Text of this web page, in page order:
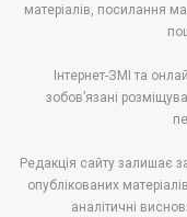
матеріалів, посилання
Інтернет-ЗМІ та
зобов’язані
Редакція сайту залишає
опублікованих
аналітичні